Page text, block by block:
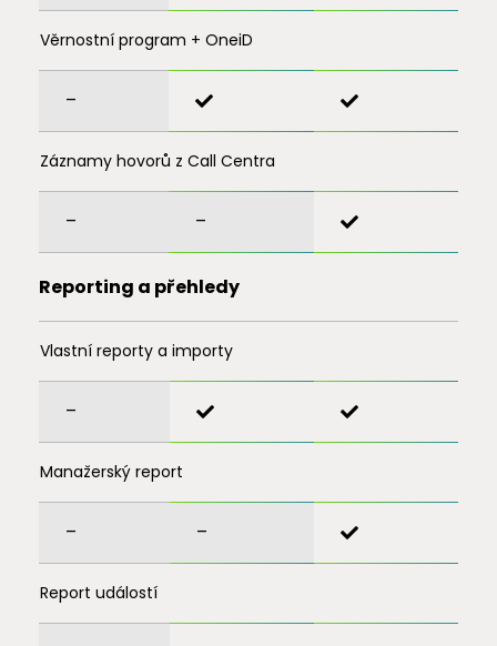
Věrnostní program + OneiD
–
Záznamy hovorů z Call Centra
– –
Reporting a přehledy
Vlastní reporty a importy
–
Manažerský report
– –
Report událostí